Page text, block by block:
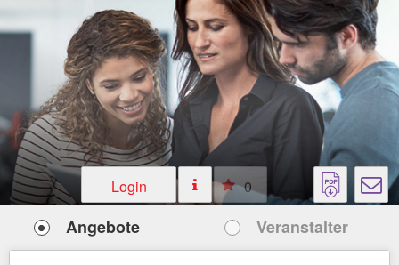
Login 0
Angebote Veranstalter